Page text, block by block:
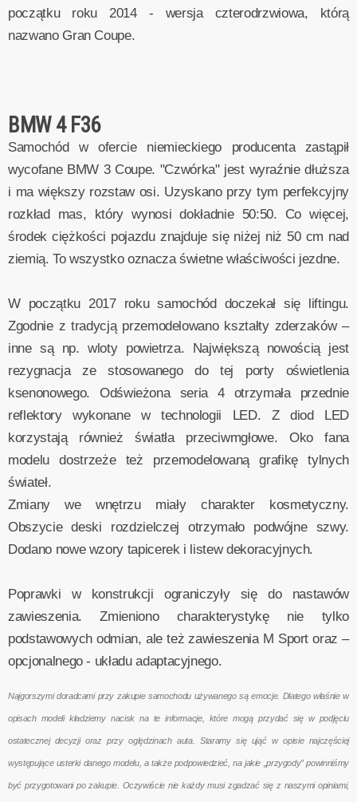
początku roku 2014 - wersja czterodrzwiowa, którą
nazwano Gran Coupe.
BMW 4 F36
Samochód w ofercie niemieckiego producenta zastąpił
wycofane BMW 3 Coupe. "Czwórka" jest wyraźnie dłuższa
i ma większy rozstaw osi. Uzyskano przy tym perfekcyjny
rozkład mas, który wynosi dokładnie 50:50. Co więcej,
środek ciężkości pojazdu znajduje się niżej niż 50 cm nad
ziemią. To wszystko oznacza świetne właściwości jezdne.
W początku 2017 roku samochód doczekał się liftingu.
Zgodnie z tradycją przemodelowano kształty zderzaków –
inne są np. wloty powietrza. Największą nowością jest
rezygnacja ze stosowanego do tej porty oświetlenia
ksenonowego. Odświeżona seria 4 otrzymała przednie
reflektory wykonane w technologii LED. Z diod LED
korzystają również światła przeciwmgłowe. Oko fana
modelu dostrzeże też przemodelowaną grafikę tylnych
świateł.
Zmiany we wnętrzu miały charakter kosmetyczny.
Obszycie deski rozdzielczej otrzymało podwójne szwy.
Dodano nowe wzory tapicerek i listew dekoracyjnych.
Poprawki w konstrukcji ograniczyły się do nastawów
zawieszenia. Zmieniono charakterystykę nie tylko
podstawowych odmian, ale też zawieszenia M Sport oraz –
opcjonalnego - układu adaptacyjnego.
Najgorszymi doradcami przy zakupie samochodu używanego są emocje. Dlatego właśnie w
opisach modeli kładziemy nacisk na te informacje, które mogą przydać się w podjęciu
ostatecznej decyzji oraz przy oględzinach auta. Staramy się ująć w opisie najczęściej
występujące usterki danego modelu, a także podpowiedzieć, na jakie „przygody” powinniśmy
być przygotowani po zakupie. Oczywiście nie każdy musi zgadzać się z naszymi opiniami,